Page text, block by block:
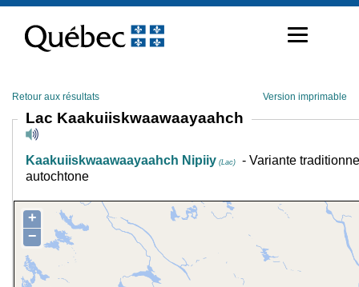
contenu
Retour aux résultats Version imprimable
Lac Kaakuiiskwaawaayaahch
Kaakuiiskwaawaayaahch Nipiiy (Lac)
- Variante
autochtone
+
−